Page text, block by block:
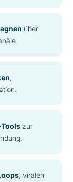
über
,
zur
, viralen